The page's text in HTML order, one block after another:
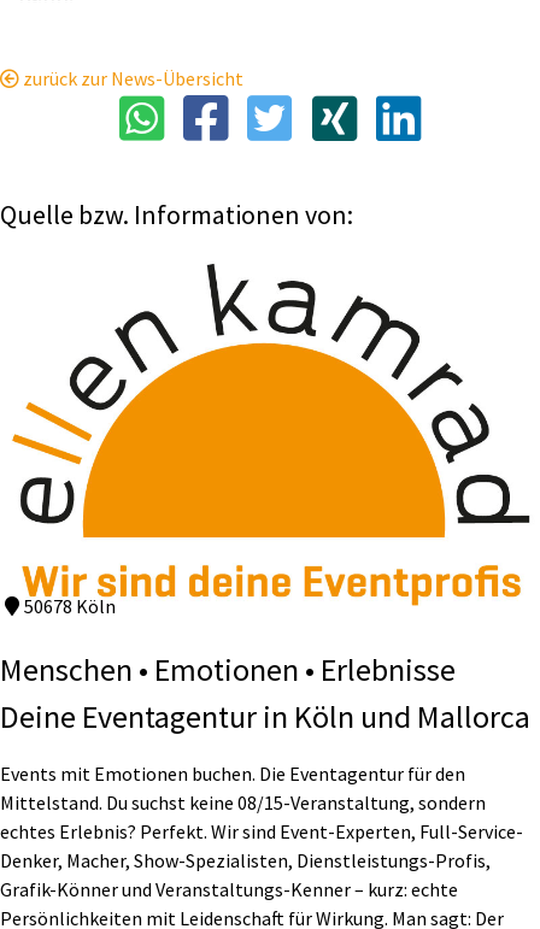
zurück zur News-Übersicht
Quelle bzw. Informationen von:
50678 Köln
Menschen • Emotionen • Erlebnisse
Deine Eventagentur in Köln und Mallorca
Events mit Emotionen buchen. Die Eventagentur für den
Mittelstand. Du suchst keine 08/15-Veranstaltung, sondern
echtes Erlebnis? Perfekt. Wir sind Event-Experten, Full-Service-
Denker, Macher, Show-Spezialisten, Dienstleistungs-Profis,
Grafik-Könner und Veranstaltungs-Kenner – kurz: echte
Persönlichkeiten mit Leidenschaft für Wirkung. Man sagt: Der